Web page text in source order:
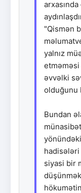
"Qismən
yalnız
etməməsi
əvvəlki
olduğunu
Bundan
hadisələri
siyasi bir